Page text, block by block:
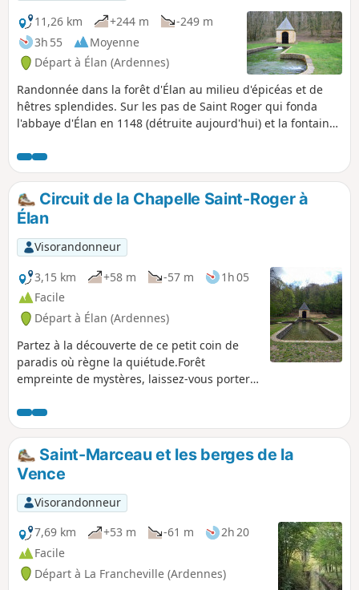
11,26 km
+244 m
-249 m
3h 55
Moyenne
Départ à Élan (Ardennes)
Randonnée dans la forêt d'Élan au milieu d'épicéas et de
hêtres splendides. Sur les pas de Saint Roger qui fonda
l'abbaye d'Élan en 1148 (détruite aujourd'hui) et la fontaine
les pas également du curé Meslier qui officia à Étrépigny,
Balaives et Butz de 1689 à 1729 qui était athée et
révolutionnaire.
Circuit de la Chapelle Saint-Roger à
Élan
Visorandonneur
3,15 km
+58 m -57 m
1h 05
Facile
Départ à Élan (Ardennes)
Partez à la découverte de ce petit coin de
paradis où règne la quiétude.Forêt
empreinte de mystères, laissez-vous porter
Saint-Marceau et les berges de la
Vence
Visorandonneur
7,69 km
+53 m -61 m
2h 20
Facile
Départ à La Francheville (Ardennes)